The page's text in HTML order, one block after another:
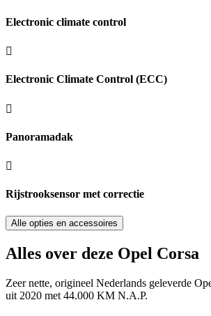
Electronic climate control
Electronic Climate Control (ECC)
Panoramadak
Rijstrooksensor met correctie
Alle opties en accessoires
Alles over deze Opel Corsa
Zeer nette, origineel Nederlands geleverde
uit 2020 met 44.000 KM N.A.P.